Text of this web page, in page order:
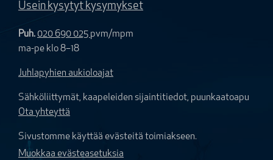
Usein kysytyt kysymykset
Puh. 020 690 025 pvm/mpm
ma-pe klo 8–18
Juhlapyhien aukioloajat
Sähköliittymät, kaapeleiden sijaintitiedot, puunkaatoapu
Ota yhteyttä
Sivustomme käyttää evästeitä toimiakseen.
Muokkaa evästeasetuksia